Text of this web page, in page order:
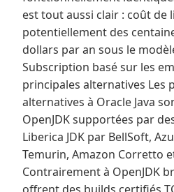
est tout aussi clair : coût de
potentiellement des
dollars par an sous le
Subscription basé sur les
principales alternatives Les
alternatives à Oracle Java
OpenJDK supportées par
Liberica JDK par BellSoft,
Temurin, Amazon Corretto
Contrairement à OpenJDK